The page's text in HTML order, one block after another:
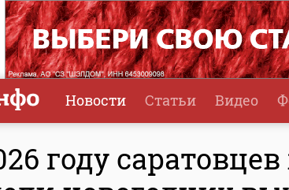
Новости Статьи Видео
году